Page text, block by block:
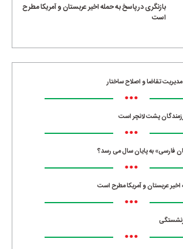
بازنگری در پاسخ به حمله اخیر عربستان و آمریکا مطرح
است
تقاضا و اصلاح ساختار
•••
پشت لانچر است
•••
به پایان سال می رسد؟
•••
اخیر عربستان و آمریکا مطرح است
•••
•••